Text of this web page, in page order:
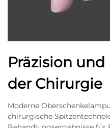
Präzision
der Chirurgie
Moderne
chirurgische